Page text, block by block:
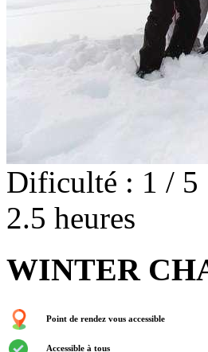
Dificulté : 1 / 5
2.5 heures
WINTER
Point de rendez vous accessible
Accessible à tous